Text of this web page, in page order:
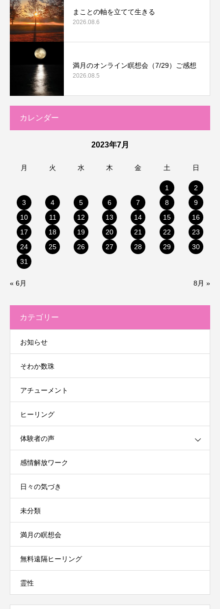
まことの軸を立てて生きる
2026.08.6
満月のオンライン瞑想会（7/29）ご感想
2026.08.5
カレンダー
2023年7月
月 火 水 木 金 土 日
1
2
3
4 5 6 7 8
9
10
11 12 13 14 15
16
17
18 19 20 21 22
23
24
25 26 27 28 29
30
31
« 6月 8月 »
カテゴリー
お知らせ
そわか数珠
アチューメント
ヒーリング
体験者の声
感情解放ワーク
日々の気づき
未分類
満月の瞑想会
無料遠隔ヒーリング
霊性